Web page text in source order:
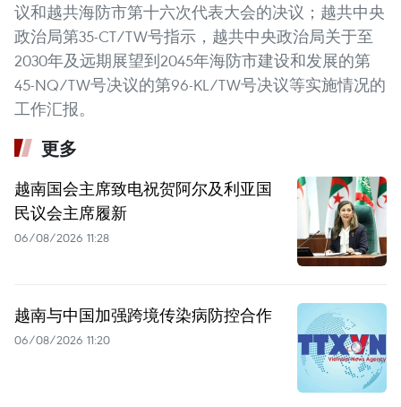
议和越共海防市第十六次代表大会的决议；越共中央
政治局第35-CT/TW号指示，越共中央政治局关于至
2030年及远期展望到2045年海防市建设和发展的第
45-NQ/TW号决议的第96-KL/TW号决议等实施情况的
工作汇报。
更多
越南国会主席致电祝贺阿尔及利亚国
民议会主席履新
06/08/2026 11:28
越南与中国加强跨境传染病防控合作
06/08/2026 11:20